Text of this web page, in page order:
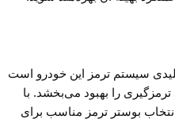
از اجزای کلیدی سیستم ترمز این خودرو است
را بهبود می‌بخشد. با
بوستر ترمز مناسب برای